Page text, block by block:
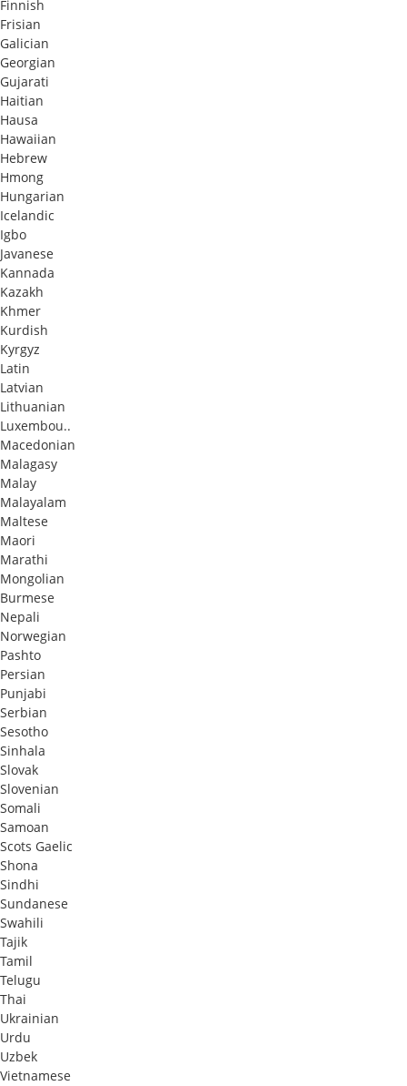
Finnish
Frisian
Galician
Georgian
Gujarati
Haitian
Hausa
Hawaiian
Hebrew
Hmong
Hungarian
Icelandic
Igbo
Javanese
Kannada
Kazakh
Khmer
Kurdish
Kyrgyz
Latin
Latvian
Lithuanian
Luxembou..
Macedonian
Malagasy
Malay
Malayalam
Maltese
Maori
Marathi
Mongolian
Burmese
Nepali
Norwegian
Pashto
Persian
Punjabi
Serbian
Sesotho
Sinhala
Slovak
Slovenian
Somali
Samoan
Scots Gaelic
Shona
Sindhi
Sundanese
Swahili
Tajik
Tamil
Telugu
Thai
Ukrainian
Urdu
Uzbek
Vietnamese